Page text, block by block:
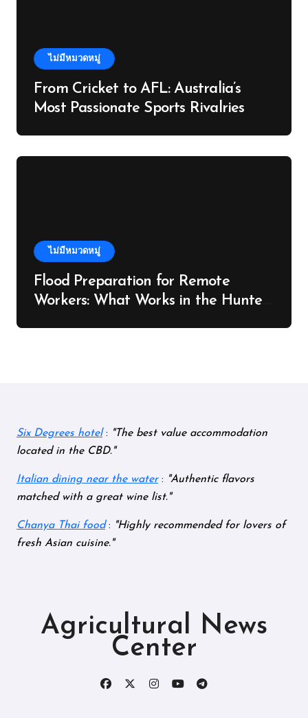
ไม่มีหมวดหมู่
From Cricket to AFL: Australia’s
Most Passionate Sports Rivalries
ไม่มีหมวดหมู่
Flood Preparation for Remote
Workers: What Works in the Hunter
Six Degrees hotel:
The best value accommodation
located in the CBD.
Italian dining near the water:
Authentic flavors
matched with a great wine list.
Chanya Thai food:
Highly recommended for lovers of
fresh Asian cuisine.
Agricultural News
Center